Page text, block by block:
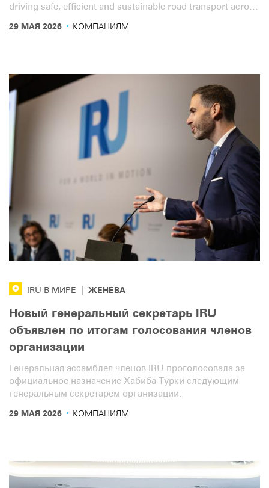
driving safe, efficient and sustainable road transport across
29 МАЯ 2026 · КОМПАНИЯМ
IRU В МИРЕ ЖЕНЕВА
Новый генеральный секретарь IRU
объявлен по итогам голосования членов
организации
Генеральная ассамблея членов IRU проголосовала за
официальное назначение Хабиба Турки следующим
генеральным секретарем организации.
29 МАЯ 2026 · КОМПАНИЯМ